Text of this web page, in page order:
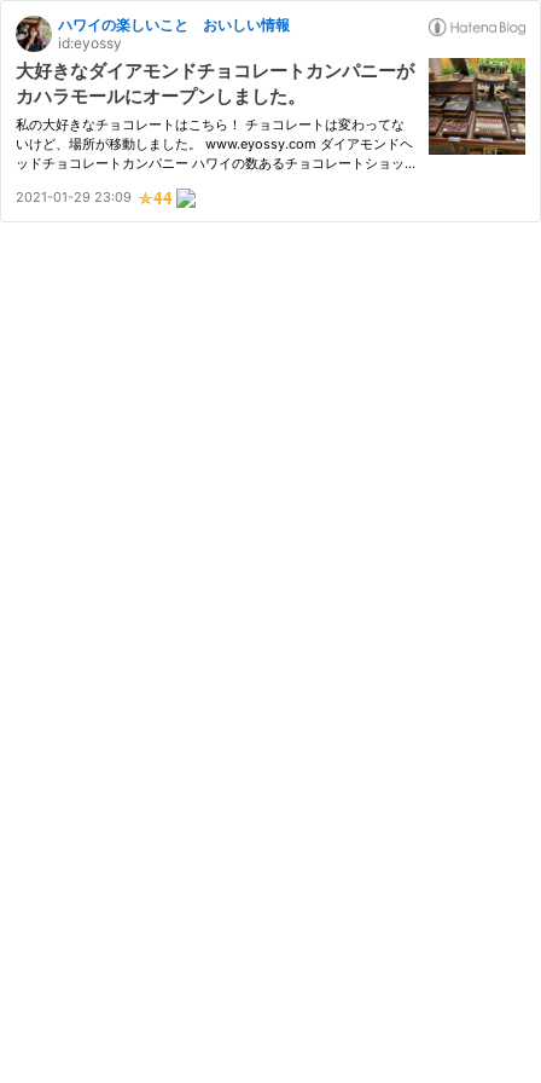
ハワイの楽しいこと おいしい情報
id:eyossy
大好きなダイアモンドチョコレートカンパニーが
カハラモールにオープンしました。
私の大好きなチョコレートはこちら！ チョコレートは変わってな
いけど、場所が移動しました。 www.eyossy.com ダイアモンドヘ
ッドチョコレートカンパニー ハワイの数あるチョコレートショッ
一番のおすすめ！ ダイアモンドヘッドチョコレートカンパニーは3
0年…
2021-01-29 23:09